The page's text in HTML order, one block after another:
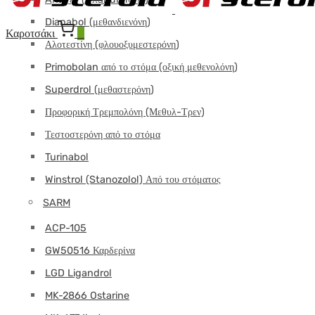
Dianabol (μεθανδιενόνη)
Αλοτεστίνη (φλουοξυμεστερόνη)
Primobolan από το στόμα (οξική μεθενολόνη)
Superdrol (μεθαστερόνη)
Προφορική Τρεμπολόνη (Μεθυλ-Τρεν)
Τεστοστερόνη από το στόμα
Turinabol
Winstrol (Stanozolol) Από του στόματος
SARM
ACP-105
GW50516 Καρδερίνα
LGD Ligandrol
MK-2866 Ostarine
Καροτσάκι